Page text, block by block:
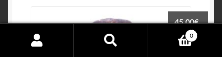
45.00€
Search
0